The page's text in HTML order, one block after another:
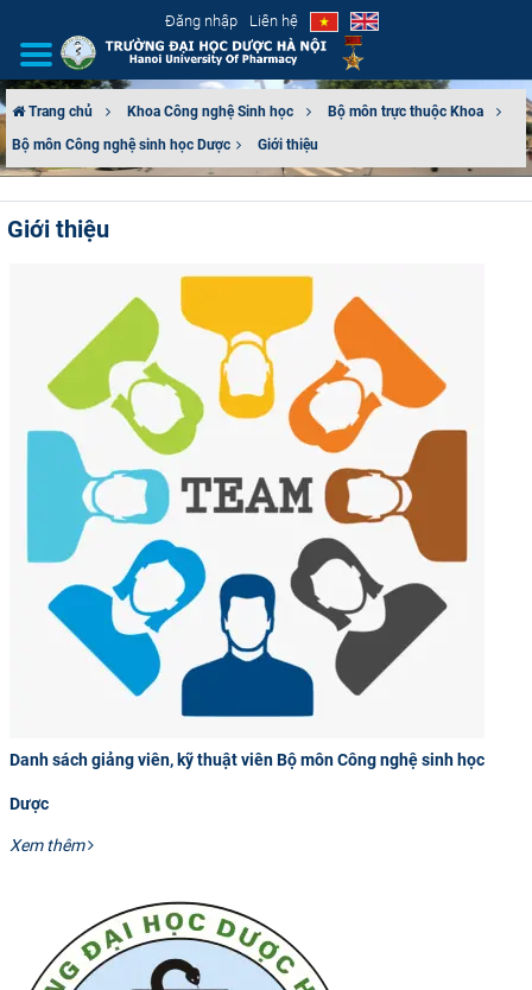
Đăng nhập Liên hệ
GIỚI THIỆU
CƠ CẤU TỔ CHỨC
ĐÀO TẠO
ĐẢM BẢO CHẤT LƯỢNG
KHOA HỌC CÔNG NGHỆ
CỰU NGƯỜI HỌC
Trang chủ Khoa Công nghệ Sinh học
Bộ môn trực thuộc Khoa
Bộ môn Công nghệ sinh học Dược​
Giới thiệu
Giới thiệu
Danh sách giảng viên, kỹ thuật viên Bộ môn Công nghệ sinh học
Dược
Xem thêm